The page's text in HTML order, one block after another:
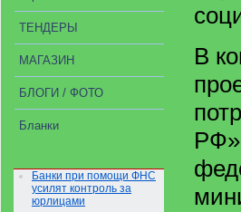
ТЕНДЕРЫ
МАГАЗИН
БЛОГИ / ФОТО
Бланки
Банки при помощи ФНС
усилят контроль за
юрлицами
В